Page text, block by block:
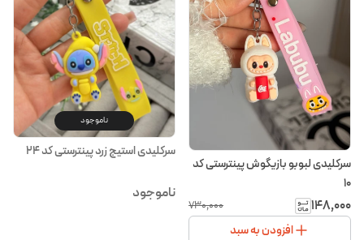
سرکلیدی لبوبو بازیگوش پینترستی کد
۱۰
۱۴۸٬۰۰۰ ۷۳۰٬۰۰۰
افزودن به سبد
ناموجود
سرکلیدی استیج زرد پینترستی کد ۲۴
ناموجود